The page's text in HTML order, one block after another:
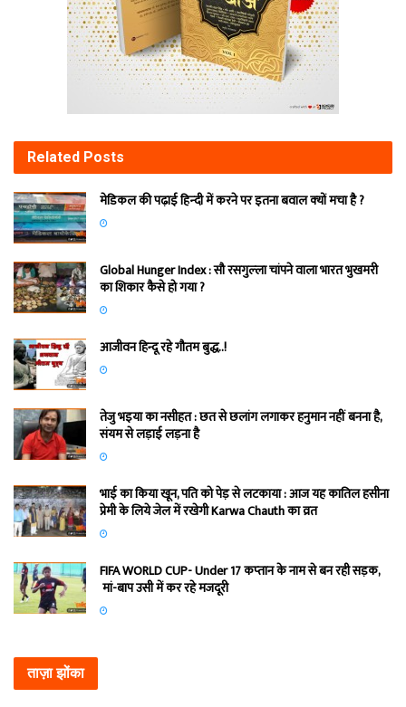
Related Posts
मेडिकल की पढ़ाई हिन्‍दी में करने पर इतना बवाल क्‍यों मचा है ?
Global Hunger Index : सौ रसगुल्‍ला चांपने वाला भारत भुखमरी
का शिकार कैसे हो गया ?
आजीवन हिन्दू रहे गौतम बुद्ध..!
तेजु भइया का नसीहत : छत से छलांग लगाकर हनुमान नहीं बनना है,
संयम से लड़ाई लड़ना है
भाई का किया खून, पति को पेड़ से लटकाया : आज यह कातिल हसीना
प्रेमी के लिये जेल में रखेगी Karwa Chauth का व्रत
FIFA WORLD CUP- Under 17 कप्‍तान के नाम से बन रही सड़क,
मां-बाप उसी में कर रहे मजदूरी
ताज़ा झोंका